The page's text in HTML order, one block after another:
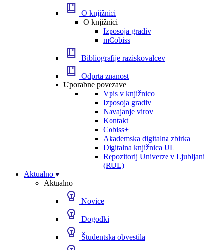
O knjižnici
O knjižnici
Izposoja gradiv
mCobiss
Bibliografije raziskovalcev
Odprta znanost
Uporabne povezave
Vpis v knjižnico
Izposoja gradiv
Navajanje virov
Kontakt
Cobiss+
Akademska digitalna zbirka
Digitalna knjižnica UL
Repozitorij Univerze v Ljubljani
(RUL)
Aktualno
Aktualno
Novice
Dogodki
Študentska obvestila